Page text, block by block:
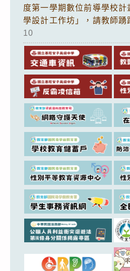
度第一學期數位前導學校
學設計工作坊」，請教師踴
10